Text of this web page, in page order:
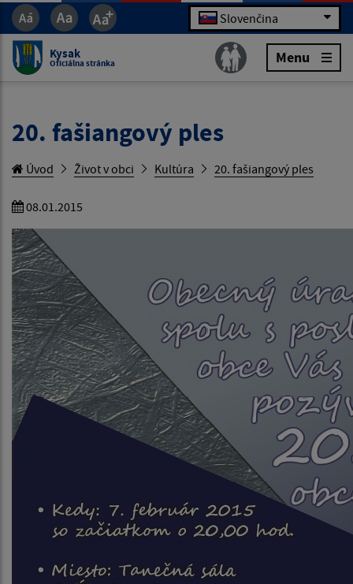
Slovenčina
Kysak
Oficiálna stránka Menu
20. fašiangový ples
Úvod Život v obci Kultúra 20. fašiangový ples
08.01.2015